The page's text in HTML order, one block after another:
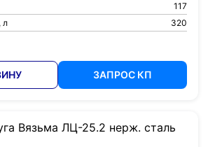
117
л
320
ЗАПРОС КП